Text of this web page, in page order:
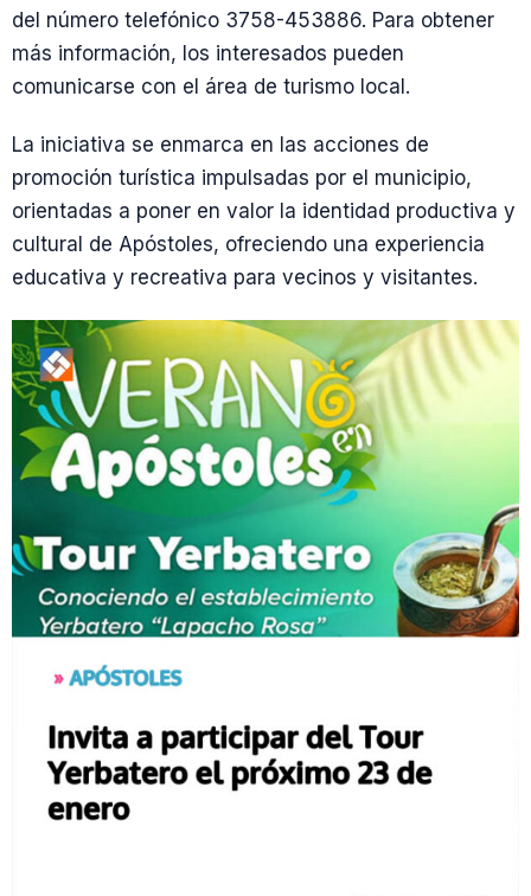
del número telefónico 3758-453886. Para obtener
más información, los interesados pueden
comunicarse con el área de turismo local.
La iniciativa se enmarca en las acciones de
promoción turística impulsadas por el municipio,
orientadas a poner en valor la identidad productiva y
cultural de Apóstoles, ofreciendo una experiencia
educativa y recreativa para vecinos y visitantes.